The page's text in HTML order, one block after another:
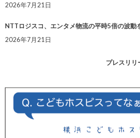
2026年7月21日
NTTロジスコ、エンタメ物流の平時5倍の波
2026年7月21日
プレスリリ